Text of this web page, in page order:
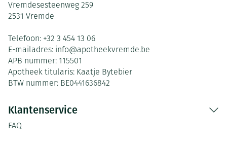
Vremdesesteenweg 259
2531 Vremde
Telefoon: +32 3 454 13 06
E-mailadres: info@apotheekvremde.be
APB nummer: 115501
Apotheek titularis: Kaatje Bytebier
BTW nummer: BE0441636842
Klantenservice
FAQ